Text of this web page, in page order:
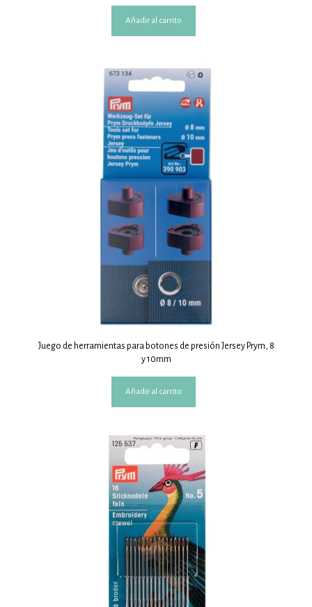
Añadir al carrito
Juego de herramientas para botones de presión Jersey Prym, 8
y 10mm
Añadir al carrito